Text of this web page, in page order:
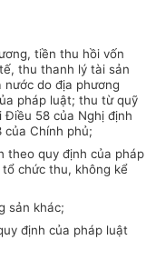
tiền thu hồi vốn
thu thanh lý tài sản
do địa phương
pháp luật; thu từ quỹ
58 của Nghị định
của Chính phủ;
theo quy định của pháp
chức thu, không kể
sản khác;
định của pháp luật